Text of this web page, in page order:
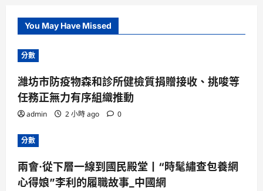
You May Have Missed
分數
濰坊市防疫物森和診所健檢質捐贈接收、挑唆等
任務正無力有序組織推動
admin 2 小時 ago 0
分數
兩會·從下層一線到國民殿堂丨“時髦繡查包養網
心得娘”李利的履職故事_中國網